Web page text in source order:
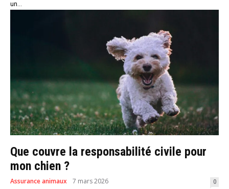
un...
Que couvre la responsabilité civile pour
mon chien ?
Assurance animaux 7 mars 2026 0